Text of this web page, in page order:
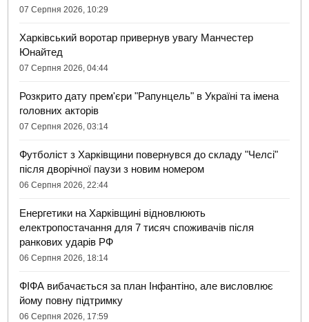
07 Серпня 2026, 10:29
Харківський воротар привернув увагу Манчестер
Юнайтед
07 Серпня 2026, 04:44
Розкрито дату прем'єри "Рапунцель" в Україні та імена
головних акторів
07 Серпня 2026, 03:14
Футболіст з Харківщини повернувся до складу "Челсі"
після дворічної паузи з новим номером
06 Серпня 2026, 22:44
Енергетики на Харківщині відновлюють
електропостачання для 7 тисяч споживачів після
ранкових ударів РФ
06 Серпня 2026, 18:14
ФІФА вибачається за план Інфантіно, але висловлює
йому повну підтримку
06 Серпня 2026, 17:59